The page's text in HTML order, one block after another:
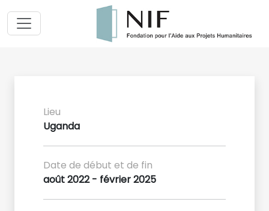
Lieu
Uganda
Date de début et de fin
août 2022 - février 2025